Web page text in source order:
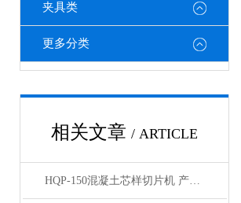
夹具类
更多分类
相关文章 / ARTICLE
HQP-150混凝土芯样切片机 产品展示